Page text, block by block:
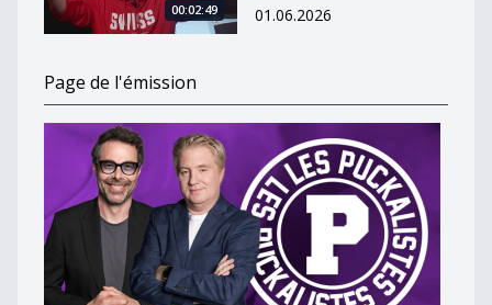
00:02:49
01.06.2026
Page de l'émission